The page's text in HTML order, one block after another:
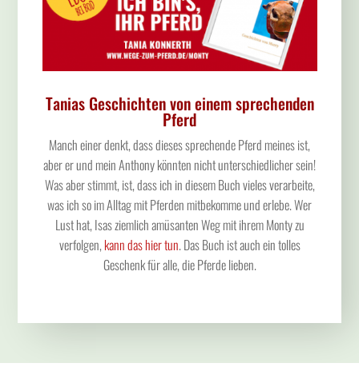
Tanias Geschichten von einem sprechenden
Pferd
Manch einer denkt, dass dieses sprechende Pferd meines ist,
aber er und mein Anthony könnten nicht unterschiedlicher sein!
Was aber stimmt, ist, dass ich in diesem Buch vieles verarbeite,
was ich so im Alltag mit Pferden mitbekomme und erlebe. Wer
Lust hat, Isas ziemlich amüsanten Weg mit ihrem Monty zu
verfolgen,kann das hier tun. Das Buch ist auch ein tolles
Geschenk für alle, die Pferde lieben.